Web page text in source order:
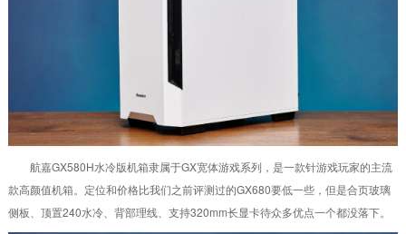
航嘉GX580H水冷版机箱隶属于GX宽体游戏系列，是一款针游戏玩家的主流
款高颜值机箱。定位和价格比我们之前评测过的GX680要低一些，但是合页玻璃
侧板、顶置240水冷、背部理线、支持320mm长显卡待众多优点一个都没落下。